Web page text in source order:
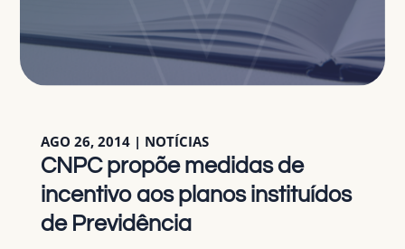
CNPC propõe medidas de
incentivo aos planos instituídos
de Previdência
AGO 26, 2014| NOTÍCIAS